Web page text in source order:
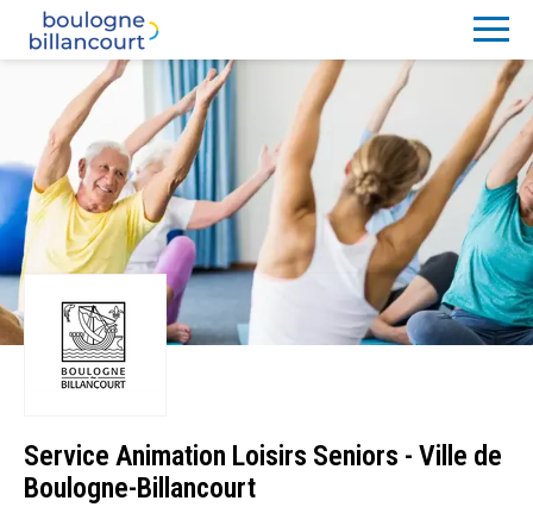
Service Animation Loisirs Seniors - Ville de
Boulogne-Billancourt